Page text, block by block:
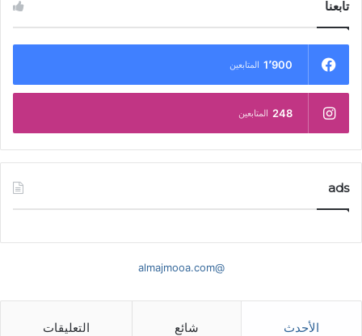
تابعنا
1٬900 المتابعين
248 المتابعين
ads
@almajmooa.com
الأحدث شائع التعليقات